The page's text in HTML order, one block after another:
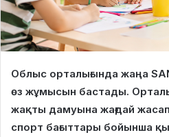
Облыс орталығында жаңа
өз жұмысын бастады.
жақты дамуына жағдай
спорт бағыттары бойынша